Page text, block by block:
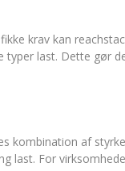
krav kan
typer last. Dette gør
kombination af
last. For